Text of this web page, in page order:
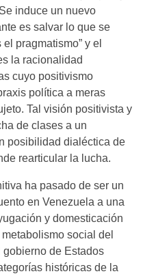
induce un nuevo
es salvar lo que se
pragmatismo” y el
la racionalidad
cuyo positivismo
política a meras
Tal visión positivista y
de clases a un
posibilidad dialéctica de
rearticular la lucha.
ha pasado de ser un
en Venezuela a una
y domesticación
social del
de Estados
históricas de la